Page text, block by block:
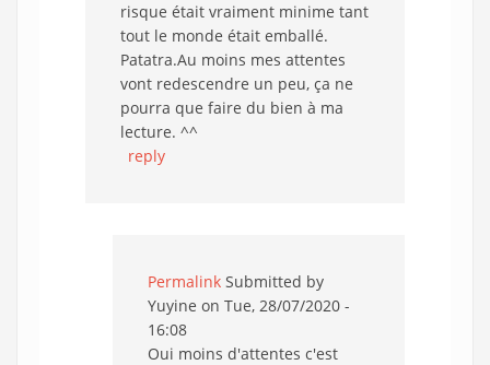
risque était vraiment minime tant
tout le monde était emballé.
Patatra.Au moins mes attentes
vont redescendre un peu, ça ne
pourra que faire du bien à ma
lecture. ^^
reply
Permalink Submitted by
Yuyine on Tue, 28/07/2020 -
16:08
Oui moins d'attentes c'est